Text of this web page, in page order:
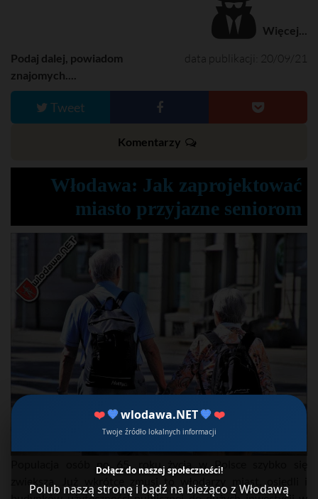
❤️ 💙wlodawa.NET 💙❤️
Twoje źródło lokalnych informacji
Dołącz do naszej społeczności!
Polub naszą stronę i bądź na bieżąco z Włodawą
Więcej...
data publikacji: 20/09/21
Podaj dalej, powiadom
znajomych....
Tweet
Komentarzy
Włodawa: Jak zaprojektować
miasto przyjazne seniorom
Populacja osób po 65. roku życia w Polsce szybko się
zwiększa. Już wkrótce zmusi to włodarzy miast, osiedli i